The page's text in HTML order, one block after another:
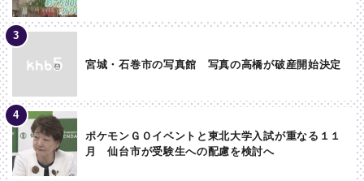
宮城・石巻市の写真館 写真の高橋が破産開始決定
ポケモンＧＯイベントと東北大学入試が重なる１１
月 仙台市が受験生への配慮を検討へ